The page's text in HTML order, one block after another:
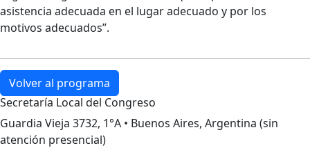
asistencia adecuada en el lugar adecuado y por los
motivos adecuados”.
Volver al programa
Secretaría Local del Congreso
Guardia Vieja 3732, 1°A • Buenos Aires, Argentina (sin
atención presencial)